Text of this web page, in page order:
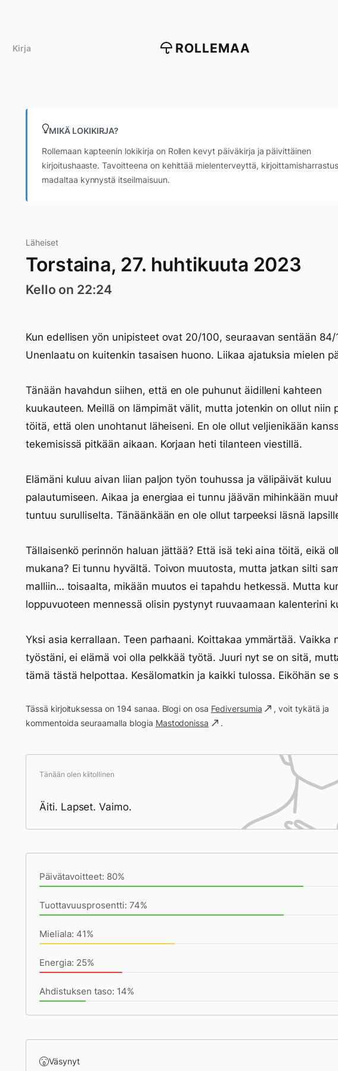
Kirja ROLLEMAA
MIKÄ LOKIKIRJA?
Rollemaan kapteenin lokikirja on Rollen kevyt päiväkirja ja päivittäinen
kirjoitushaaste. Tavoitteena on kehittää mielenterveyttä,
madaltaa kynnystä itseilmaisuun.
Läheiset
Torstaina, 27. huhtikuuta 2023
Kello on 22:24
Kun edellisen yön unipisteet ovat 20/100, seuraavan sentään 84/
Unenlaatu on kuitenkin tasaisen huono. Liikaa ajatuksia mielen
Tänään havahdun siihen, että en ole puhunut äidilleni kahteen
kuukauteen. Meillä on lämpimät välit, mutta jotenkin on ollut niin
töitä, että olen unohtanut läheiseni. En ole ollut veljienikään
tekemisissä pitkään aikaan. Korjaan heti tilanteen viestillä.
Elämäni kuluu aivan liian paljon työn touhussa ja välipäivät kuluu
palautumiseen. Aikaa ja energiaa ei tunnu jäävän mihinkään
tuntuu surulliselta. Tänäänkään en ole ollut tarpeeksi läsnä
Tällaisenkö perinnön haluan jättää? Että isä teki aina töitä, eikä
mukana? Ei tunnu hyvältä. Toivon muutosta, mutta jatkan silti
malliin… toisaalta, mikään muutos ei tapahdu hetkessä. Mutta
loppuvuoteen mennessä olisin pystynyt ruuvaamaan kalenterini
Yksi asia kerrallaan. Teen parhaani. Koittakaa ymmärtää. Vaikka
työstäni, ei elämä voi olla pelkkää työtä. Juuri nyt se on sitä,
tämä tästä helpottaa. Kesälomatkin ja kaikki tulossa. Eiköhän se
Tässä kirjoituksessa on 194 sanaa. Blogi on osa Fediversumia
, voit tykätä ja
kommentoida seuraamalla blogia Mastodonissa .
Tänään olen kiitollinen
Äiti. Lapset. Vaimo.
Päivätavoitteet: 80%
Tuottavuusprosentti: 74%
Mieliala: 41%
Energia: 25%
Ahdistuksen taso: 14%
Väsynyt